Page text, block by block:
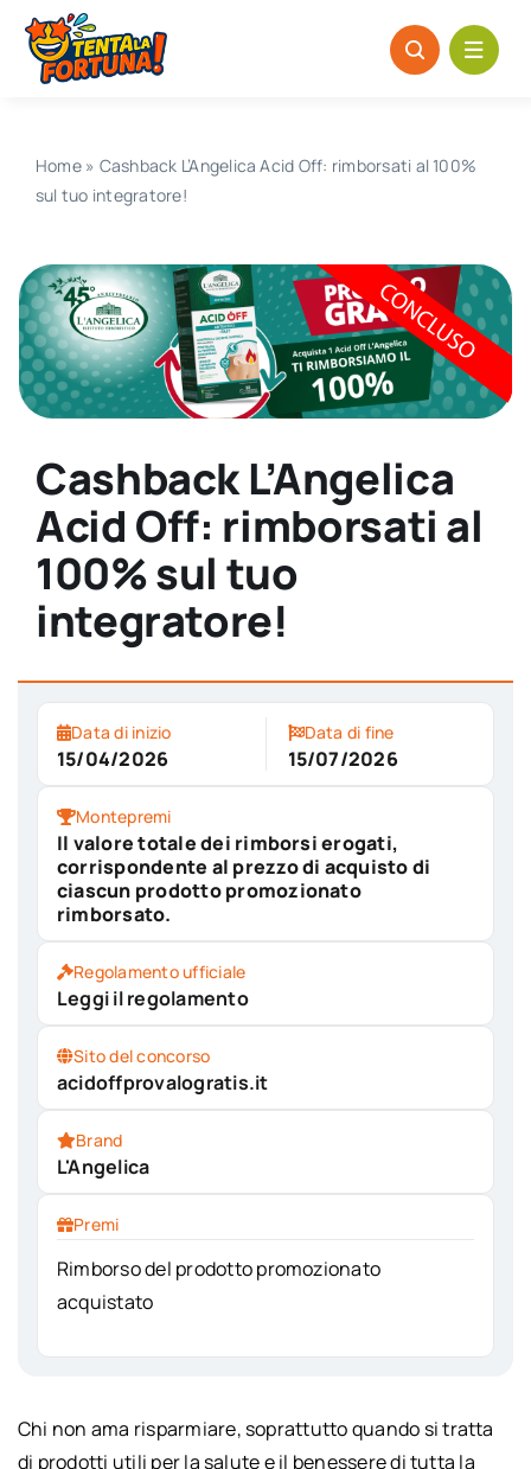
Salta
contenuto
Home» Cashback L’Angelica Acid Off: rimborsati al 100%
sul tuo integratore!
Cashback L’Angelica
Acid Off: rimborsati al
100% sul tuo
integratore!
Data di inizio
15/04/2026
Data di fine
15/07/2026
Montepremi
Il valore totale dei rimborsi erogati,
corrispondente al prezzo di acquisto di
ciascun prodotto promozionato
rimborsato.
Regolamento ufficiale
Leggi il regolamento
Sito del concorso
acidoffprovalogratis.it
Brand
L'Angelica
Premi
Rimborso del prodotto promozionato
acquistato
Chi non ama risparmiare, soprattutto quando si tratta
di prodotti utili per la salute e il benessere di tutta la